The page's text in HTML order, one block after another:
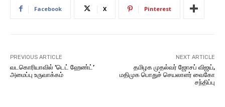
Facebook X Pinterest
PREVIOUS ARTICLE
வட​கொரியாவில் ‘டெட் ஹேண்ட்’
அமைப்பு உரு​வாக்​கம்
NEXT ARTICLE
தமிழக முதல்வர் ஜோசப் விஜய்,
மதிமுக பொதுச் செயலாளர் வைகோ
சந்திப்பு